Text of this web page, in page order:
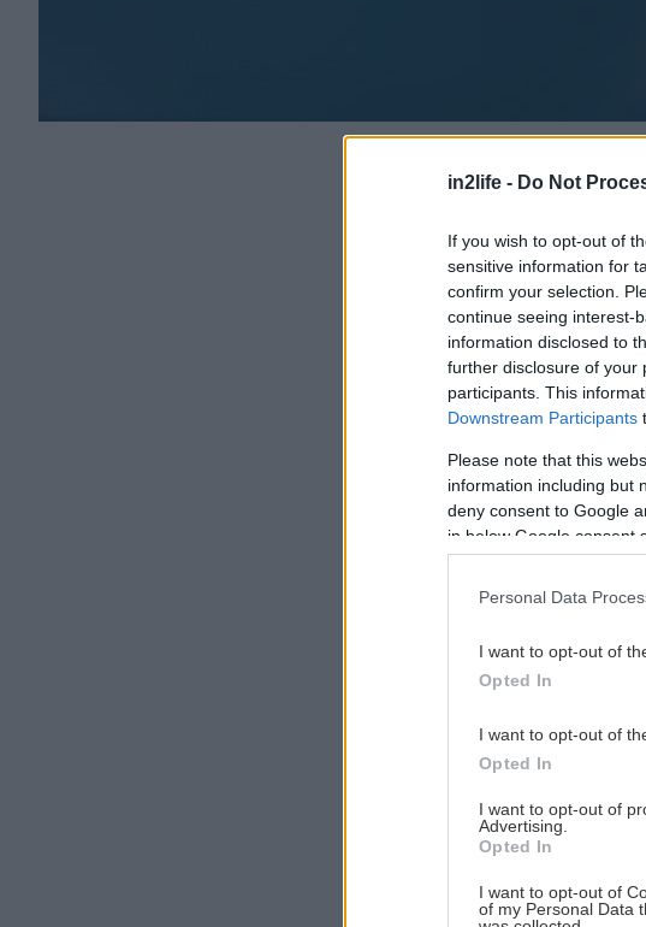
in2life - Do Not
If you wish to opt-out of
sensitive information for
confirm your selection.
continue seeing interest-
information disclosed to
further disclosure of your
participants. This
Downstream Participants
Please note that this
information including but
deny consent to Google
in below Google consent
Personal Data
I want to opt-out of
Opted In
I want to opt-out of
Opted In
I want to opt-out of
Advertising.
Opted In
I want to opt-out of
of my Personal Data